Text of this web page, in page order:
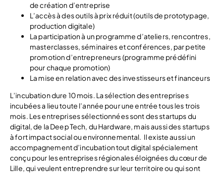
de création d’entreprise
L’accès à des outils à prix réduit (outils de prototypage,
production digitale)
La participation à un programme d’ateliers, rencontres,
masterclasses, séminaires et conférences, par petite
promotion d’entrepreneurs (programme prédéfini
pour chaque promotion)
La mise en relation avec des investisseurs et financeurs
L’incubation dure 10 mois. La sélection des entreprises
incubées a lieu toute l’année pour une entrée tous les trois
mois. Les entreprises sélectionnées sont des startups du
digital, de la Deep Tech, du Hardware, mais aussi des startups
à fort impact social ou environnemental. Il existe aussi un
accompagnement d’incubation tout digital spécialement
conçu pour les entreprises régionales éloignées du cœur de
Lille, qui veulent entreprendre sur leur territoire ou qui sont